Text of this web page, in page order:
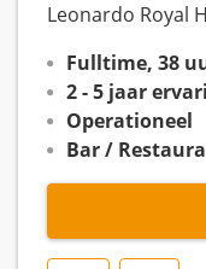
Leonardo Royal
Fulltime, 38
2 - 5 jaar
Operationeel
Bar /